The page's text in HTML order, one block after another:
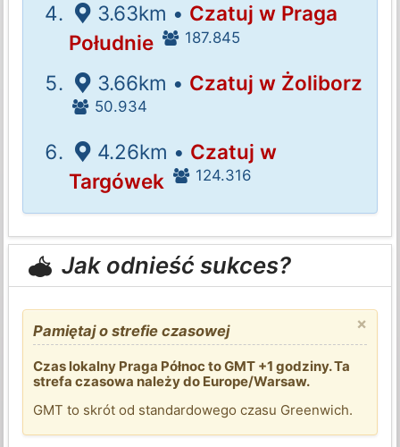
3.63km • Czatuj w Praga
Południe
187.845
3.66km • Czatuj w Żoliborz
50.934
4.26km • Czatuj w
Targówek
124.316
Jak odnieść sukces?
×
Pamiętaj o strefie czasowej
Czas lokalny Praga Północ to GMT +1 godziny. Ta
strefa czasowa należy do Europe/Warsaw.
GMT to skrót od standardowego czasu Greenwich.